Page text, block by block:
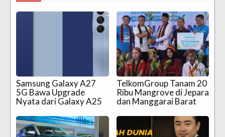
Samsung Galaxy A27
5G Bawa Upgrade
Nyata dari Galaxy A25
TelkomGroup Tanam 20
Ribu Mangrove di Jepara
dan Manggarai Barat